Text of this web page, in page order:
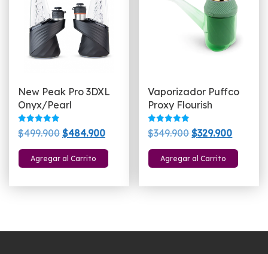
New Peak Pro 3DXL
Onyx/Pearl
Valorado
con
de 5
$499.900 El
precio
original
$484.900El
precio
actual
Agregar al Carrito
producto
Vaporizador Puffco
Proxy Flourish
Valorado
con
de 5
$349.900El
precio
original
$329.900El
precio
actual
Agregar al Carrito